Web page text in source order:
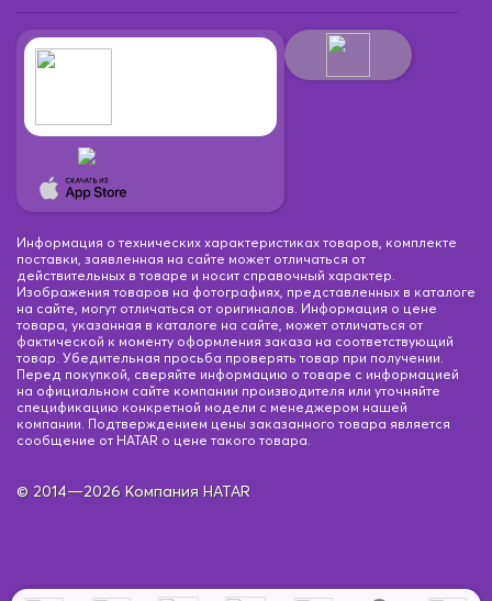
Информация о технических характеристиках товаров, комплекте
поставки, заявленная на сайте может отличаться от
действительных в товаре и носит справочный характер.
Изображения товаров на фотографиях, представленных в каталоге
на сайте, могут отличаться от оригиналов. Информация о цене
товара, указанная в каталоге на сайте, может отличаться от
фактической к моменту оформления заказа на соответствующий
товар. Убедительная просьба проверять товар при получении.
Перед покупкой, сверяйте информацию о товаре с информацией
на официальном сайте компании производителя или уточняйте
спецификацию конкретной модели с менеджером нашей
компании. Подтверждением цены заказанного товара является
сообщение от HATAR о цене такого товара.
© 2014—2026 Компания HATAR